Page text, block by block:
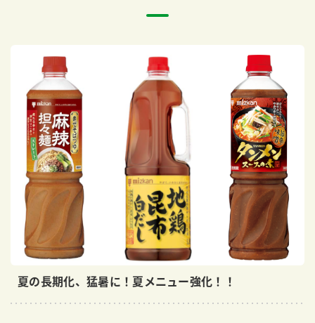
お酢ドリンク
みりん風・料理酒 鍋用調味料
つゆ
スープ
ブランド・スペシャルサイト
ブランド・スペシャルサイト トップ
商品ブランドサイト
Fibee（ファイビー）
くらしプラ酢
カンタン酢
お酢ドリンク
味ぽん
ぽん酢
かおりの蔵
企業情報
国内事業概要
ミツカングループについて
企業理念
ミツカンの歴史
ミツカンを知る
環境への取り組み
採用情報
夏の長期化、猛暑に！夏メニュー強化！！